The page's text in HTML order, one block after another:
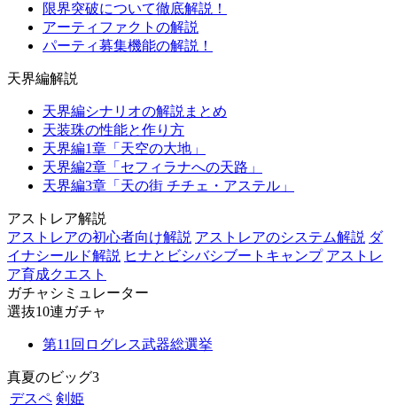
限界突破について徹底解説！
アーティファクトの解説
パーティ募集機能の解説！
天界編解説
天界編シナリオの解説まとめ
天装珠の性能と作り方
天界編1章「天空の大地」
天界編2章「セフィラナへの天路」
天界編3章「天の街 チチェ・アステル」
アストレア解説
アストレアの初心者向け解説 アストレアのシステム解説 ダ
イナシールド解説 ヒナとビシバシブートキャンプ アストレ
ア育成クエスト
ガチャシミュレーター
選抜10連ガチャ
第11回ログレス武器総選挙
真夏のビッグ3
デスペ 剣姫